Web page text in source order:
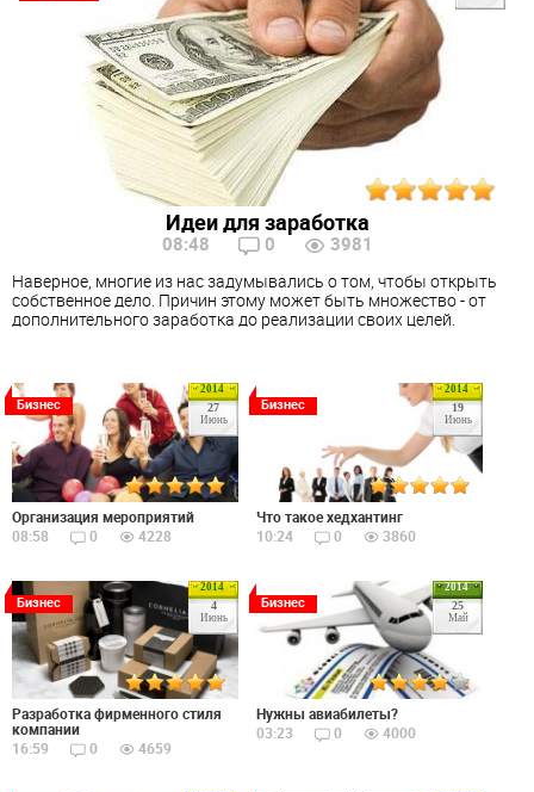
Идеи для заработка
08:48 0 3981
Наверное, многие из нас задумывались о том, чтобы открыть
собственное дело. Причин этому может быть множество - от
дополнительного заработка до реализации своих целей.
2014
27
Июнь
Бизнес
Организация мероприятий
08:58
0 4228
2014
19
Июнь
Бизнес
Что такое хедхантинг
10:24
0 3860
2014
4
Июнь
Бизнес
Разработка фирменного стиля
компании
16:59
0 4659
2014
25
Май
Бизнес
Нужны авиабилеты?
03:23
0 4000